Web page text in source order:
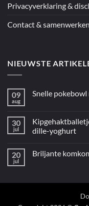
Privacyverklaring &
Contact & samenwerken
NIEUWSTE
09
aug
Snelle pokebowl
Snelle
pokebowl
met
“So
30
jul
dille-yoghurt
op
Kipgehaktballetjes
20
jul
Briljante
Briljante